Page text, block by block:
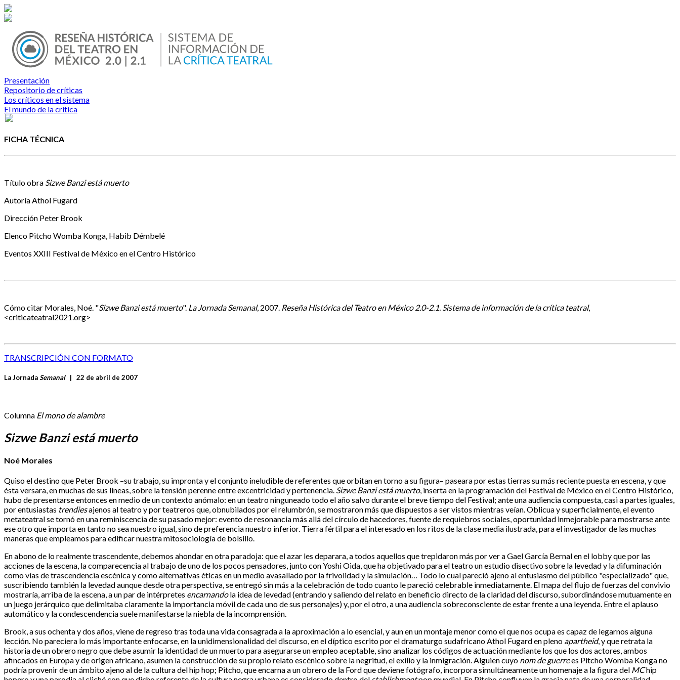
Presentación
Repositorio de críticas
Los críticos en el sistema
El mundo de la crítica
FICHA TÉCNICA
Título obra Sizwe Banzi está muerto
Autoría Athol Fugard
Dirección Peter Brook
Elenco Pitcho Womba Konga, Habib Démbelé
Eventos XXIII Festival de México en el Centro Histórico
Cómo citar Morales, Noé. "Sizwe Banzi está muerto". La Jornada Semanal, 2007. Reseña Histórica del Teatro en México 2.0-2.1. Sistema de información de la crítica teatral,
<criticateatral2021.org>
TRANSCRIPCIÓN CON FORMATO
La JornadaSemanal | 22 de abril de 2007
Columna El mono de alambre
Sizwe Banzi está muerto
Noé Morales
Quiso el destino que Peter Brook –su trabajo, su impronta y el conjunto ineludible de referentes que orbitan en torno a su figura– paseara por estas tierras su más reciente puesta en escena, y que
ésta versara, en muchas de sus líneas, sobre la tensión perenne entre excentricidad y pertenencia. Sizwe Banzi está muerto, inserta en la programación del Festival de México en el Centro Histórico,
hubo de presentarse entonces en medio de un contexto anómalo: en un teatro ninguneado todo el año salvo durante el breve tiempo del Festival; ante una audiencia compuesta, casi a partes iguales,
por entusiastas trendiesajenos al teatro y por teatreros que, obnubilados por el relumbrón, se mostraron más que dispuestos a ser vistos mientras veían. Oblicua y superficialmente, el evento
metateatral se tornó en una reminiscencia de su pasado mejor: evento de resonancia más allá del círculo de hacedores, fuente de requiebros sociales, oportunidad inmejorable para mostrarse ante
ese otro que importa en tanto no sea nuestro igual, sino de preferencia nuestro inferior. Tierra fértil para el interesado en los ritos de la clase media ilustrada, para el investigador de las muchas
maneras que empleamos para edificar nuestra mitosociología de bolsillo.
En abono de lo realmente trascendente, debemos ahondar en otra paradoja: que el azar les deparara, a todos aquellos que trepidaron más por ver a Gael García Bernal en el lobby que por las
acciones de la escena, la comparecencia al trabajo de uno de los pocos pensadores, junto con Yoshi Oida, que ha objetivado para el teatro un estudio disectivo sobre la levedad y la difuminación
como vías de trascendencia escénica y como alternativas éticas en un medio avasallado por la frivolidad y la simulación… Todo lo cual pareció ajeno al entusiasmo del público "especializado" que,
suscribiendo también la levedad aunque desde otra perspectiva, se entregó sin más a la celebración de todo cuanto le pareció celebrable inmediatamente. El mapa del flujo de fuerzas del convivio
mostraría, arriba de la escena, a un par de intérpretes encarnandola idea de levedad (entrando y saliendo del relato en beneficio directo de la claridad del discurso, subordinándose mutuamente en
un juego jerárquico que delimitaba claramente la importancia móvil de cada uno de sus personajes) y, por el otro, a una audiencia sobreconsciente de estar frente a una leyenda. Entre el aplauso
automático y la condescendencia suele manifestarse la niebla de la incomprensión.
Brook, a sus ochenta y dos años, viene de regreso tras toda una vida consagrada a la aproximación a lo esencial, y aun en un montaje menor como el que nos ocupa es capaz de legarnos alguna
lección. No pareciera lo más importante enfocarse, en la unidimensionalidad del discurso, en el díptico escrito por el dramaturgo sudafricano Athol Fugard en pleno apartheid, y que retrata la
historia de un obrero negro que debe asumir la identidad de un muerto para asegurarse un empleo aceptable, sino analizar los códigos de actuación mediante los que los dos actores, ambos
afincados en Europa y de origen africano, asumen la construcción de su propio relato escénico sobre la negritud, el exilio y la inmigración. Alguien cuyo nom de guerrees Pitcho Womba Konga no
podría provenir de un ámbito ajeno al de la cultura del hip hop; Pitcho, que encarna a un obrero de la Ford que deviene fotógrafo, incorpora simultáneamente un homenaje a la figura del MChip